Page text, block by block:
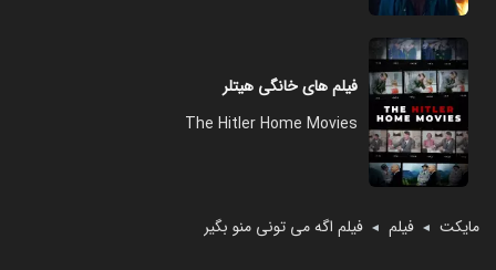
مایکت ◄ فیلم ◄ فیلم اگه می تونی منو بگیر
فیلم های خانگی هیتلر
The Hitler Home Movies